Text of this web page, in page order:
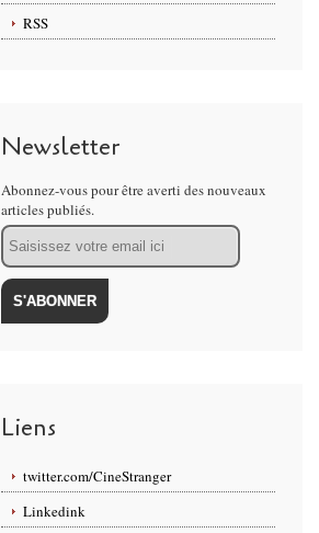
RSS
Newsletter
Abonnez-vous pour être averti des nouveaux
articles publiés.
Email
Liens
twitter.com/CineStranger
Linkedink